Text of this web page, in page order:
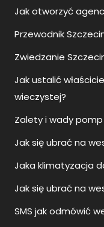
Jak otworzyć
Przewodnik
Zwiedzanie
Jak ustalić
wieczystej?
Zalety i wady pomp
Jak się ubrać na
Jaka klimatyzacja
Jak się ubrać na
SMS jak odmówić